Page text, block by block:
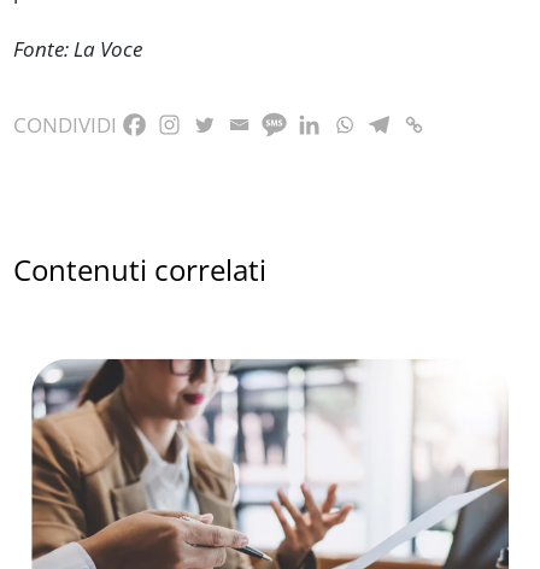
Fonte: La Voce
CONDIVIDI
Contenuti correlati